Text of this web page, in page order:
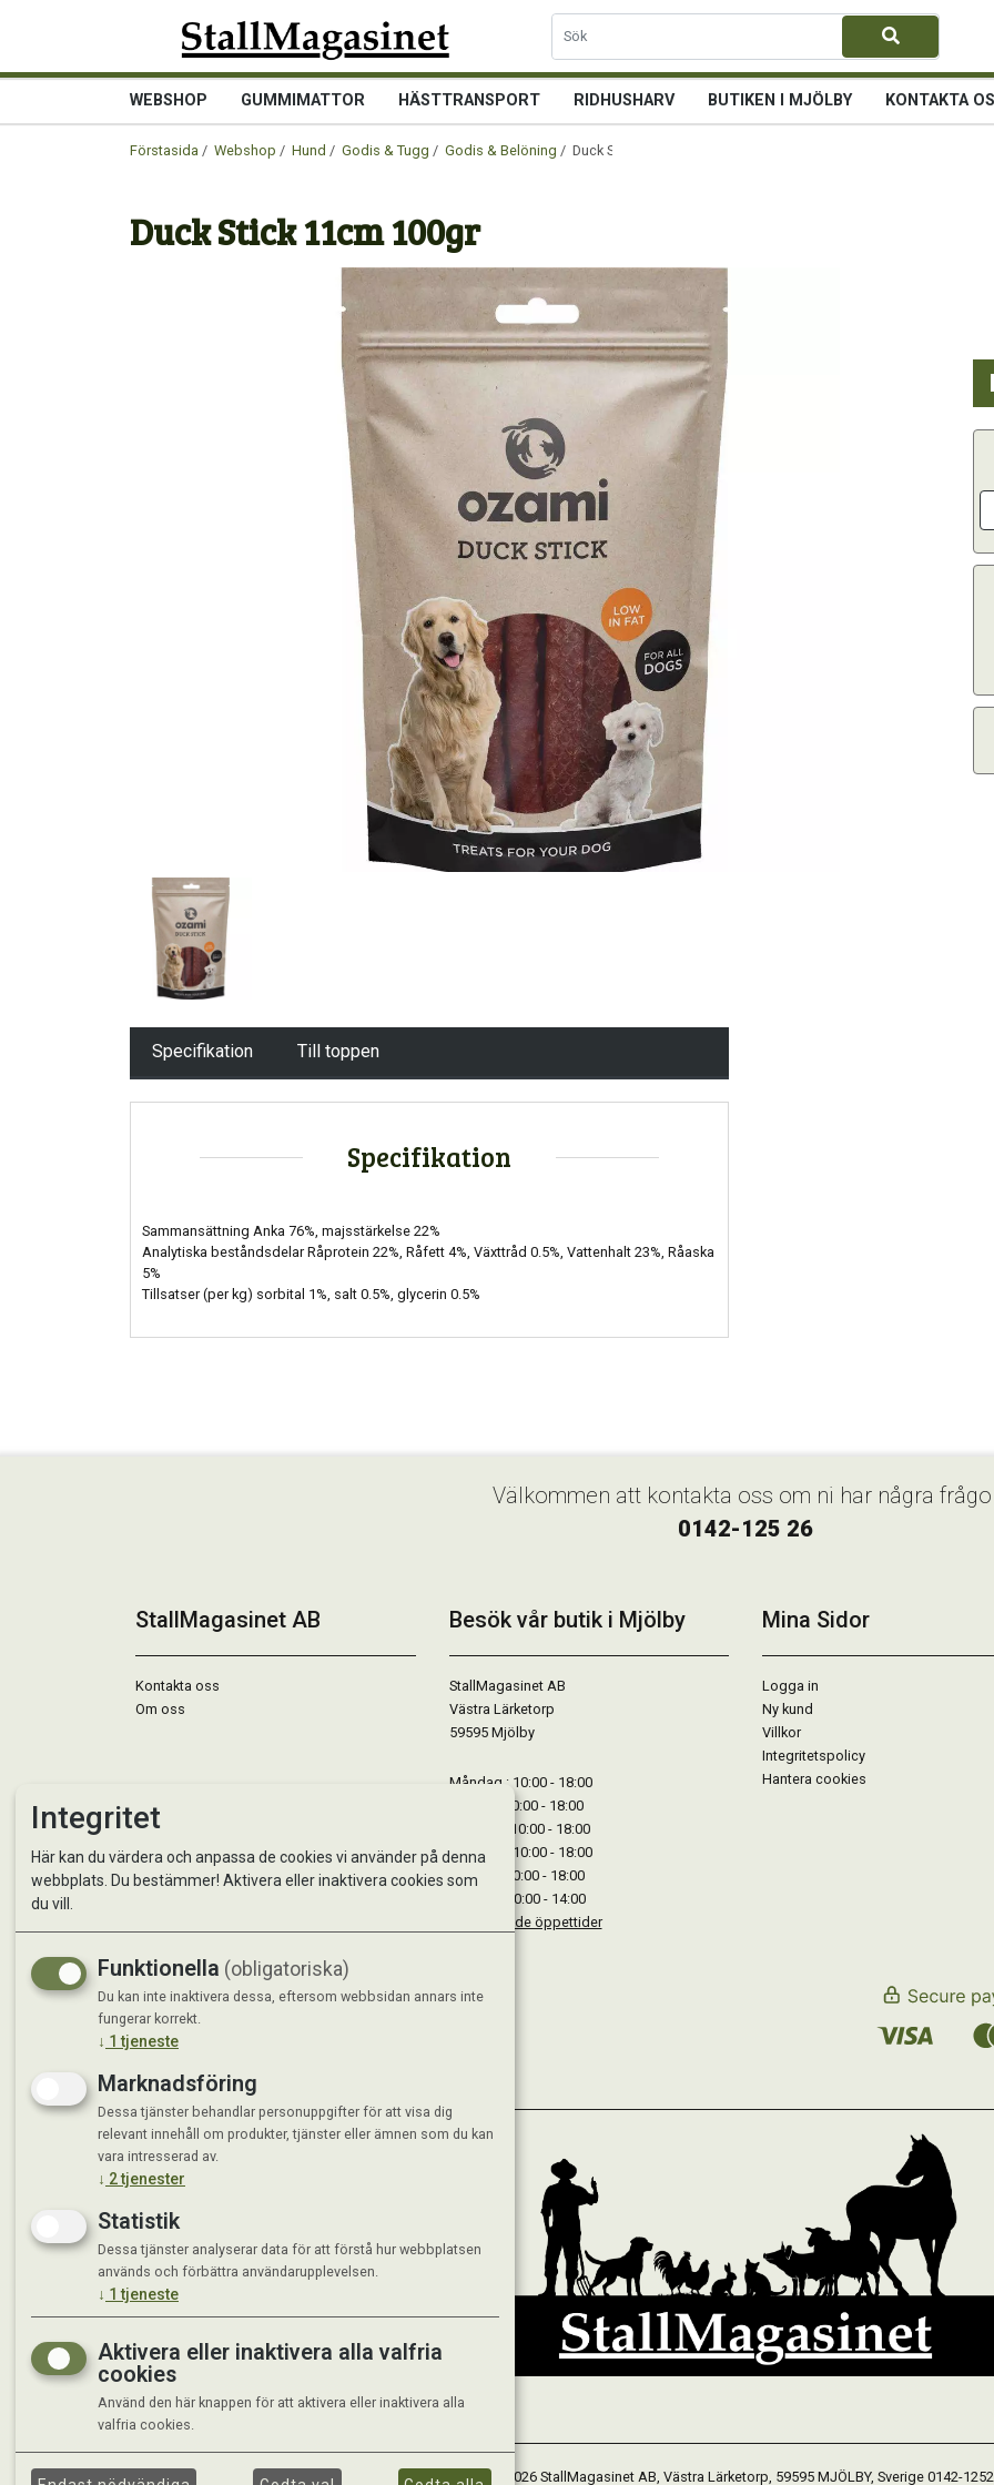
WEBSHOP GUMMIMATTOR HÄSTTRANSPORT RIDHUSHARV BUTIKEN I MJÖLBY KONTAKTA
Förstasida / Webshop / Hund / Godis & Tugg / Godis & Belöning / Duck Stick 11cm 100gr
Duck Stick 11cm 100gr
Specifikation Till toppen
Specifikation
Sammansättning Anka 76%, majsstärkelse 22%
Analytiska beståndsdelar Råprotein 22%, Råfett 4%, Växttråd 0.5%, Vattenhalt 23%, Råaska
5%
Tillsatser (per kg) sorbital 1%, salt 0.5%, glycerin 0.5%
Välkommen att kontakta oss om ni har några
0142-125 26
StallMagasinet AB
Kontakta oss
Om oss
Besök vår butik i Mjölby
StallMagasinet AB
Västra Lärketorp
59595 Mjölby
Måndag : 10:00 - 18:00
Tisdag : 10:00 - 18:00
Onsdag : 10:00 - 18:00
Torsdag : 10:00 - 18:00
Fredag : 10:00 - 18:00
Lördag : 10:00 - 14:00
Se avvikande öppettider
Mina Sidor
Logga in
Ny kund
Villkor
Integritetspolicy
Hantera cookies
© 2026 StallMagasinet AB, Västra Lärketorp, 59595 MJÖLBY, Sverige 0142-
Integritet
Här kan du värdera och anpassa de cookies vi använder på denna
webbplats. Du bestämmer! Aktivera eller inaktivera cookies som
du vill.
Funktionella (obligatoriska)
Du kan inte inaktivera dessa, eftersom webbsidan annars inte
fungerar korrekt.
↓ 1 tjeneste
Marknadsföring
Dessa tjänster behandlar personuppgifter för att visa dig
relevant innehåll om produkter, tjänster eller ämnen som du kan
vara intresserad av.
↓ 2tjenester
Statistik
Dessa tjänster analyserar data för att förstå hur webbplatsen
används och förbättra användarupplevelsen.
↓ 1 tjeneste
Aktivera eller inaktivera alla valfria
cookies
Använd den här knappen för att aktivera eller inaktivera alla
valfria cookies.